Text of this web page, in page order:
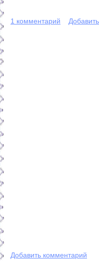
1 комментарий
Добавить комментарий